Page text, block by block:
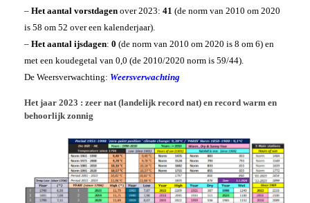
– Het aantal vorstdagen over 2023: 41 (de norm van 2010 om 2020
is 58 om 52 over een kalenderjaar).
– Het aantal ijsdagen: 0 (de norm van 2010 om 2020 is 8 om 6) en
met een koudegetal van 0,0 (de 2010/2020 norm is 59/44).
De Weersverwachting: Weersverwachting
Het jaar 2023 : zeer nat (landelijk record nat) en record warm en
behoorlijk zonnig